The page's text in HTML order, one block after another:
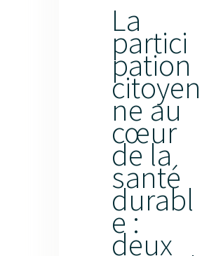
Ressources
Infolettre
Contactez-nous
La
partici
pation
citoyen
ne au
cœur
de la
santé
durabl
e :
deux